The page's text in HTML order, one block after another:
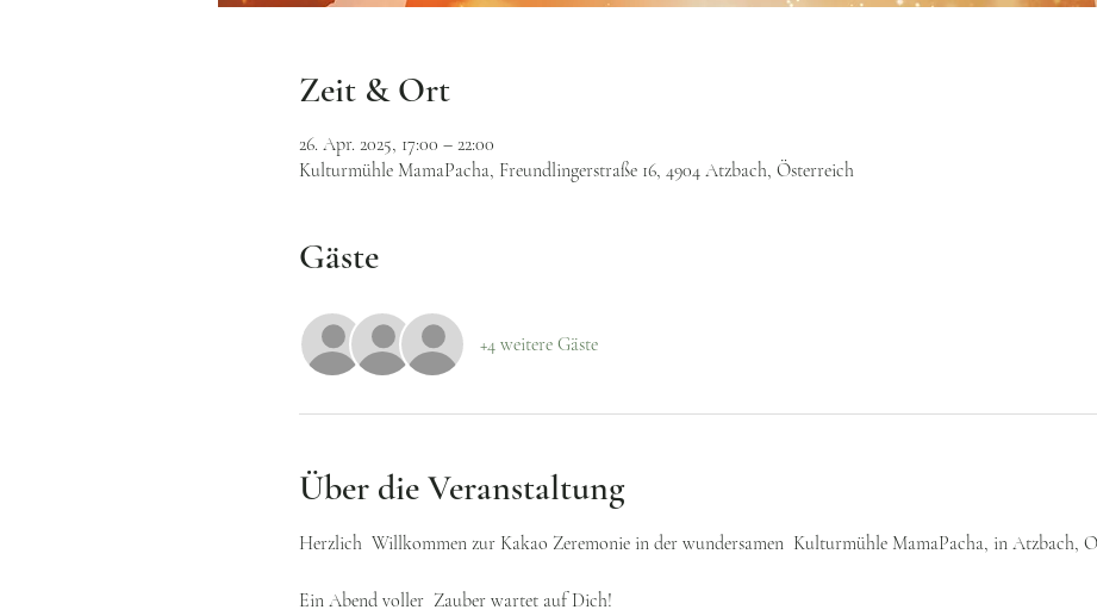
Zeit & Ort
26. Apr. 2025, 17:00 – 22:00
Kulturmühle MamaPacha, Freundlingerstraße 16, 4904 Atzbach, Österreich
Gäste
+4 weitere Gäste
Über die Veranstaltung
Herzlich  Willkommen zur Kakao Zeremonie in der wundersamen  Kulturmühle MamaPacha, in Atzbach,
Ein Abend voller  Zauber wartet auf Dich!